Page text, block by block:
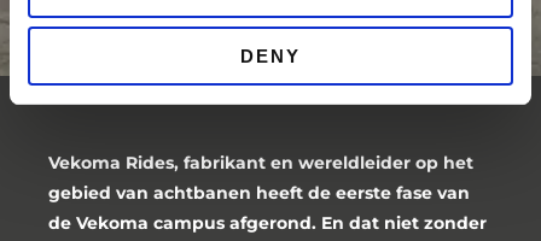
DENY
Vekoma Rides, fabrikant en wereldleider op het
gebied van achtbanen heeft de eerste fase van
de Vekoma campus afgerond. En dat niet zonder